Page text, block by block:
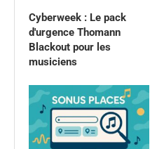
Cyberweek : Le pack
d'urgence Thomann
Blackout pour les
musiciens